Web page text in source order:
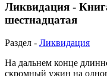
Ликвидация -
шестнадцатая
Раздел - Ликвидация
На дальнем конце
скромный ужин на